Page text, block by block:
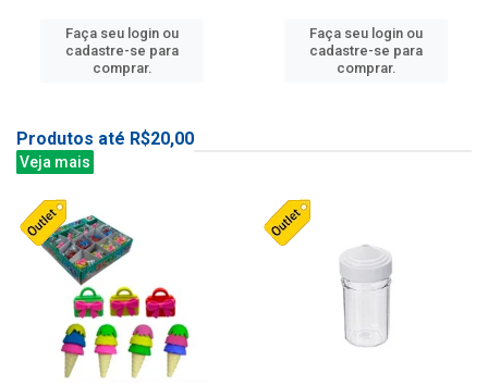
Faça seu login ou
cadastre-se para
comprar.
Faça seu login ou
cadastre-se para
comprar.
Produtos até R$20,00
Veja mais